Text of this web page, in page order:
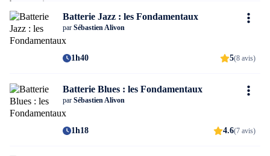
Batterie Jazz : les Fondamentaux
par Sébastien Alivon
1h40 5(8 avis)
Batterie Blues : les Fondamentaux
par Sébastien Alivon
1h18 4.6(7 avis)